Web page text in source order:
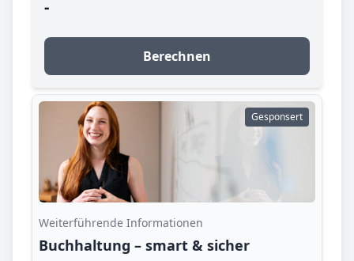
-
Berechnen
Gesponsert
Weiterführende Informationen
Buchhaltung – smart & sicher